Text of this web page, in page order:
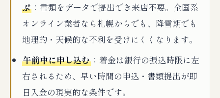
ぶ ：書類をデータで提出でき来店不要。全国系
オンライン業者なら札幌からでも、降雪期でも
地理的・天候的な不利を受けにくくなります。
午前中に申し込む ：着金は銀行の振込時限に左
右されるため、早い時間の申込・書類提出が即
日入金の現実的な条件です。